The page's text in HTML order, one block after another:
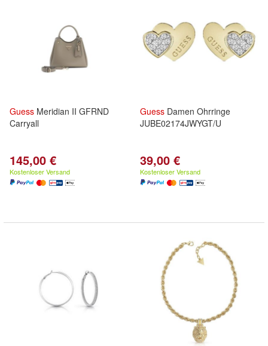
Guess Meridian II GFRND
Carryall
145,00 €
Kostenloser Versand
Guess Damen Ohrringe
JUBE02174JWYGT/U
39,00 €
Kostenloser Versand